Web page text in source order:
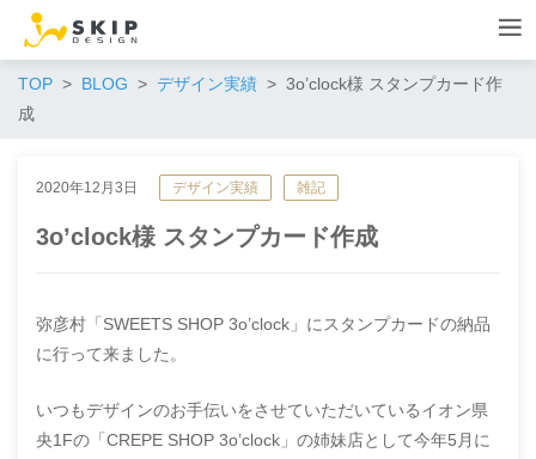
TOP BLOG デザイン実績
3o’clock様 スタンプカード作
成
2020年12月3日 デザイン実績 雑記
3o’clock様 スタンプカード作成
弥彦村「SWEETS SHOP 3o’clock」にスタンプカードの納品
に行って来ました。
いつもデザインのお手伝いをさせていただいているイオン県
央1Fの「CREPE SHOP 3o’clock」の姉妹店として今年5月に